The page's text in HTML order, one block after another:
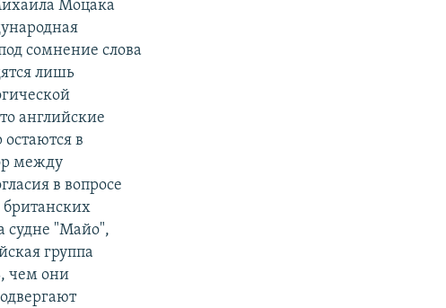
Моцака
сомнение слова
лишь
английские
в
между
в вопросе
британских
судне "Майо",
группа
чем они